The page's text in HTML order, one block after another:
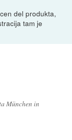
del produkta,
tam je
München in